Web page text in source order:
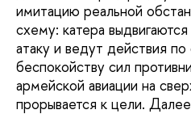
имитацию реальной
схему: катера
атаку и ведут действия
беспокойству сил
армейской авиации на
прорывается к цели.